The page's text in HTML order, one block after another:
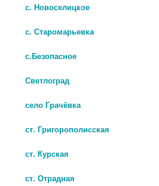
ответственностью
аптеки 7»
ответственностью
с. Новоселицкое
с. Старомарьевка
с.Безопасное
Светлоград
село Грачёвка
ст. Григорополисская
ст. Курская
ст. Отрадная